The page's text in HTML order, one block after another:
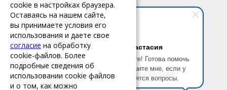
Анастасия
Здравствуйте! Готова помочь
вам. Напишите мне, если у
вас появятся вопросы.
КОНТАКТЫ
Брянск, ул. Красноармейская,
д. 128, офис 101
8 (4832) 35-51-90
8 (4832) 35-51-91
info@absolute32.ru
cookie в настройках браузера.
Оставаясь на нашем сайте,
вы принимаете условия его
использования и даете свое
согласие на обработку
cookie-файлов. Более
подробные сведения об
использовании cookie файлов
и о том, как можно